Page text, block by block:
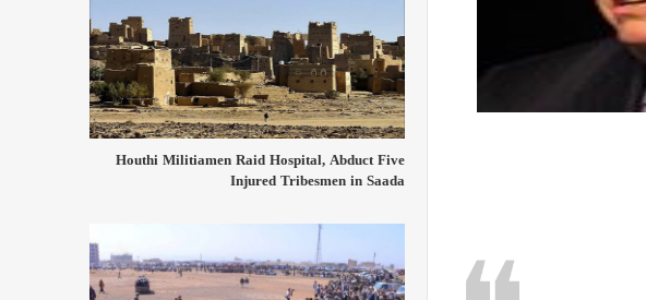
Houthi Militiamen Raid Hospital, Abduct Five
Injured Tribesmen in Saada